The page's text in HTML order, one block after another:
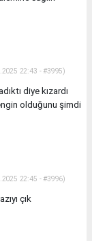
22:43 - #3995)
diye kızardı
olduğunu şimdi
22:45 - #3996)
çık